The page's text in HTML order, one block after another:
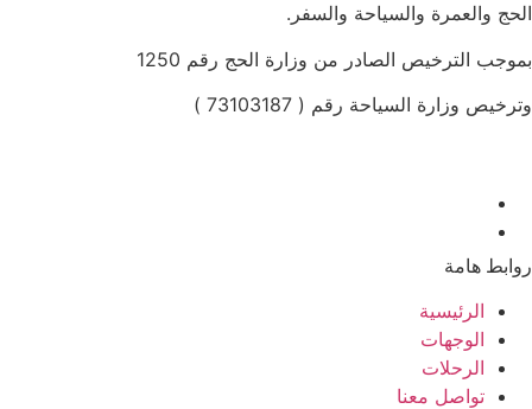
والعمرة والسياحة والسفر.
الترخيص الصادر من وزارة الحج رقم 1250
وزارة السياحة رقم ( 73103187 )
هامة
الرئيسية
الوجهات
الرحلات
تواصل معنا